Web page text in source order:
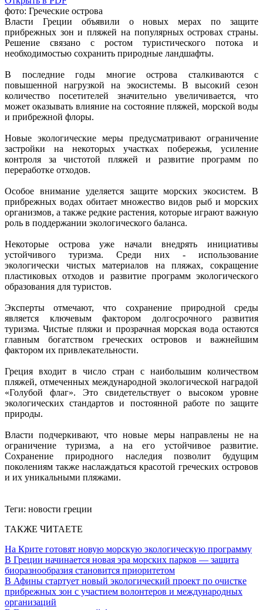
фото: Греческие острова
Власти Греции объявили о новых мерах по защите
прибрежных зон и пляжей на популярных островах страны.
Решение связано с ростом туристического потока и
необходимостью сохранить природные ландшафты.
В последние годы многие острова сталкиваются с
повышенной нагрузкой на экосистемы. В высокий сезон
количество посетителей значительно увеличивается, что
может оказывать влияние на состояние пляжей, морской воды
и прибрежной флоры.
Новые экологические меры предусматривают ограничение
застройки на некоторых участках побережья, усиление
контроля за чистотой пляжей и развитие программ по
переработке отходов.
Особое внимание уделяется защите морских экосистем. В
прибрежных водах обитает множество видов рыб и морских
организмов, а также редкие растения, которые играют важную
роль в поддержании экологического баланса.
Некоторые острова уже начали внедрять инициативы
устойчивого туризма. Среди них - использование
экологически чистых материалов на пляжах, сокращение
пластиковых отходов и развитие программ экологического
образования для туристов.
Эксперты отмечают, что сохранение природной среды
является ключевым фактором долгосрочного развития
туризма. Чистые пляжи и прозрачная морская вода остаются
главным богатством греческих островов и важнейшим
фактором их привлекательности.
Греция входит в число стран с наибольшим количеством
пляжей, отмеченных международной экологической наградой
«Голубой флаг». Это свидетельствует о высоком уровне
экологических стандартов и постоянной работе по защите
природы.
Власти подчеркивают, что новые меры направлены не на
ограничение туризма, а на его устойчивое развитие.
Сохранение природного наследия позволит будущим
поколениям также наслаждаться красотой греческих островов
и их уникальными пляжами.
Теги: новости греции
ТАКЖЕ ЧИТАЕТЕ
На Крите готовят новую морскую экологическую программу
В Греции начинается новая эра морских парков — защита
биоразнообразия становится приоритетом
В Афины стартует новый экологический проект по очистке
прибрежных зон с участием волонтеров и международных
организаций